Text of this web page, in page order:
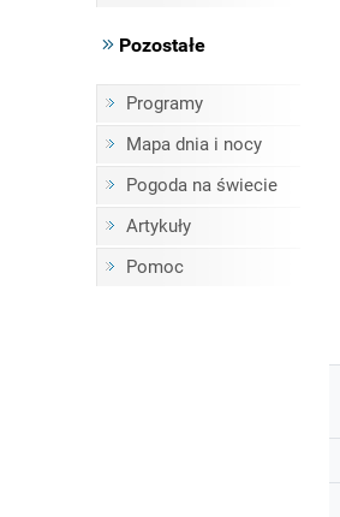
Pozostałe
Programy
Mapa dnia i nocy
Pogoda na świecie
Artykuły
Pomoc